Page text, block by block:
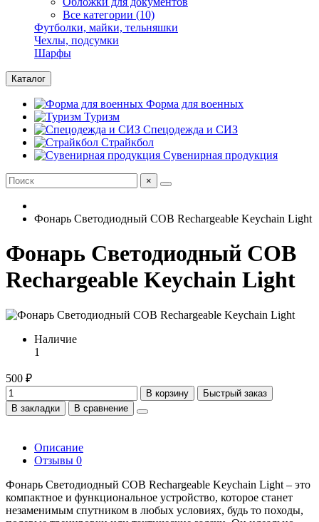
Все категории (10)
Футболки, майки, тельняшки
Чехлы, подсумки
Шарфы
Каталог
Форма для военных
Туризм
Спецодежда и СИЗ
Страйкбол
Сувенирная продукция
×
Фонарь Светодиодный COB Rechargeable Keychain Light
Фонарь Светодиодный COB
Rechargeable Keychain Light
Наличие
1
500 ₽
В корзину
Быстрый заказ
В закладки
В сравнение
Описание
Отзывы 0
Фонарь Светодиодный COB Rechargeable Keychain Light – это
компактное и функциональное устройство, которое станет
незаменимым спутником в любых условиях, будь то походы,